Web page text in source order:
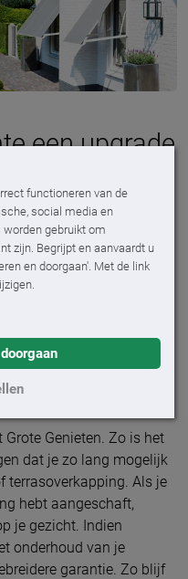
functioneren van de
social media en
gebruikt om
zijn. Begrijpt en aanvaardt u
en doorgaan'. Met de link
een upgrade
Nu is het handig
aan te pakken en het
stijlen beginnen! Plaats
of zitjes bij je
tot leven met
accessoires. Zorg
tijd hebt, plaats dan wat
écht helemaal klaar om
Genieten. Zo is het
dat je zo lang mogelijk
terrasoverkapping. Als je
hebt aangeschaft,
je gezicht. Indien
onderhoud van je
garantie. Zo blijf